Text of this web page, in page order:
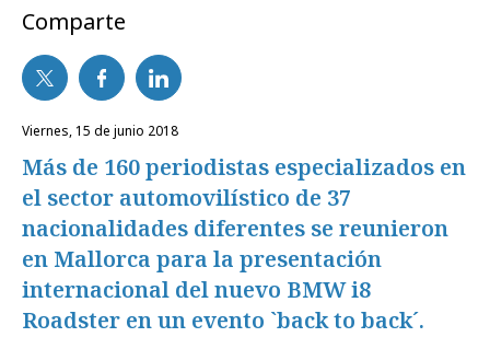
Comparte
viernes, 15 de junio 2018
Más de 160 periodistas especializados en
el sector automovilístico de 37
nacionalidades diferentes se reunieron
en Mallorca para la presentación
internacional del nuevo BMW i8
Roadster en un evento `back to back´.